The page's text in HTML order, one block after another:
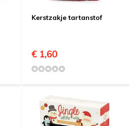
Kerstzakje tartanstof
€ 1,60